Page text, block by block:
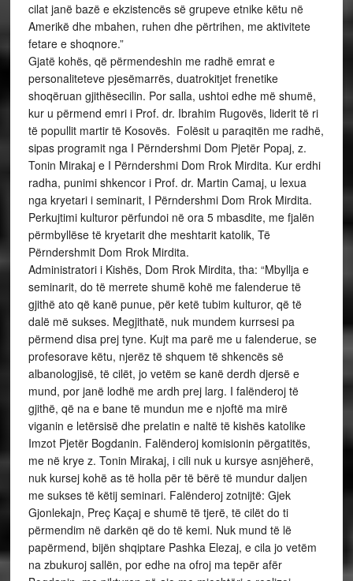
cilat janë bazë e ekzistencës së grupeve etnike këtu në
Amerikë dhe mbahen, ruhen dhe përtrihen, me aktivitete
fetare e shoqnore.”
Gjatë kohës, që përmendeshin me radhë emrat e
personaliteteve pjesëmarrës, duatrokitjet frenetike
shoqëruan gjithësecilin. Por salla, ushtoi edhe më shumë,
kur u përmend emri i Prof. dr. Ibrahim Rugovës, liderit të ri
të popullit martir të Kosovës. Folësit u paraqitën me radhë,
sipas programit nga I Përndershmi Dom Pjetër Popaj, z.
Tonin Mirakaj e I Përndershmi Dom Rrok Mirdita. Kur erdhi
radha, punimi shkencor i Prof. dr. Martin Camaj, u lexua
nga kryetari i seminarit, I Përndershmi Dom Rrok Mirdita.
Perkujtimi kulturor përfundoi në ora 5 mbasdite, me fjalën
përmbyllëse të kryetarit dhe meshtarit katolik, Të
Përndershmit Dom Rrok Mirdita.
Administratori i Kishës, Dom Rrok Mirdita, tha: “Mbyllja e
seminarit, do të merrete shumë kohë me falenderue të
gjithë ato që kanë punue, për ketë tubim kulturor, që të
dalë më sukses. Megjithatë, nuk mundem kurrsesi pa
përmend disa prej tyne. Kujt ma parë me u falenderue, se
profesorave këtu, njerëz të shquem të shkencës së
albanologjisë, të cilët, jo vetëm se kanë derdh djersë e
mund, por janë lodhë me ardh prej larg. I falënderoj të
gjithë, që na e bane të mundun me e njoftë ma mirë
viganin e letërsisë dhe prelatin e naltë të kishës katolike
Imzot Pjetër Bogdanin. Falënderoj komisionin përgatitës,
me në krye z. Tonin Mirakaj, i cili nuk u kursye asnjëherë,
nuk kursej kohë as të holla për të bërë të mundur daljen
me sukses të këtij seminari. Falënderoj zotnijtë: Gjek
Gjonlekajn, Preç Kaçaj e shumë të tjerë, të cilët do ti
përmendim në darkën që do të kemi. Nuk mund të lë
papërmend, bijën shqiptare Pashka Elezaj, e cila jo vetëm
na zbukuroj sallën, por edhe na ofroj ma tepër afër